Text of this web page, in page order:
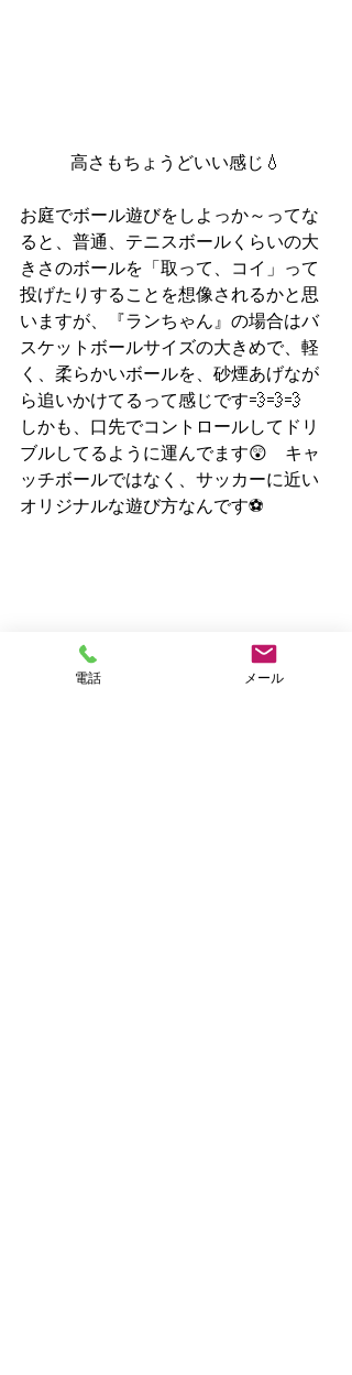
高さもちょうどいい感じ💧
お庭でボール遊びをしよっか～ってな
ると、普通、テニスボールくらいの大
きさのボールを「取って、コイ」って
投げたりすることを想像されるかと思
いますが、『ランちゃん』の場合はバ
スケットボールサイズの大きめで、軽
く、柔らかいボールを、砂煙あげなが
ら追いかけてるって感じです💨💨💨
しかも、口先でコントロールしてドリ
ブルしてるように運んでます😲　キャ
ッチボールではなく、サッカーに近い
オリジナルな遊び方なんです⚽
電話 メール